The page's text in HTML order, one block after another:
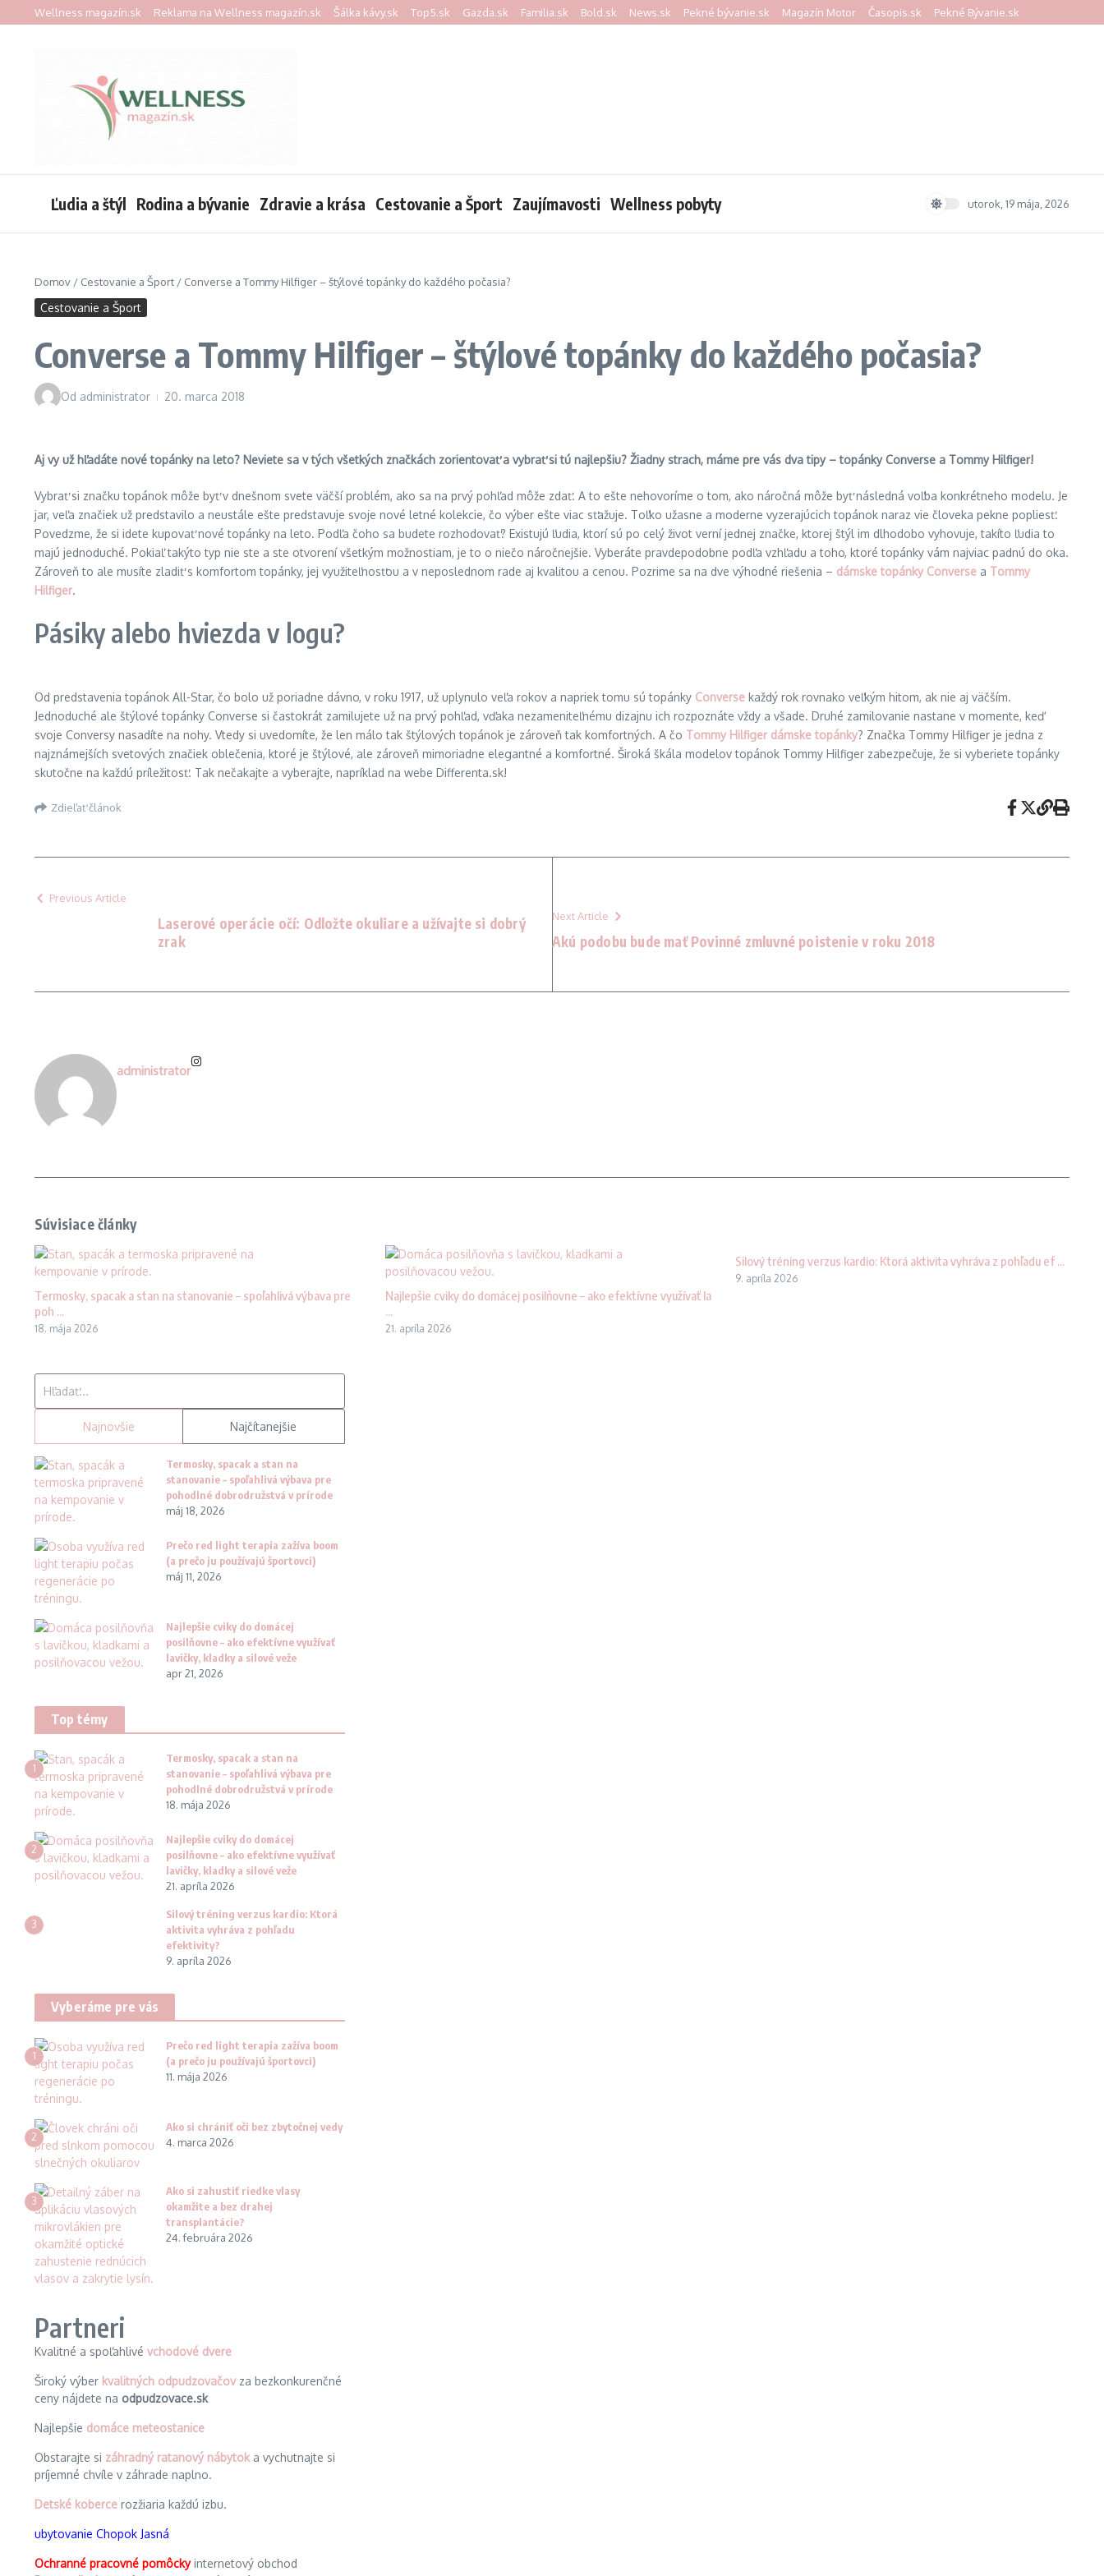
Preskočiť na obsah
Wellness magazín.sk Reklama na Wellness magazín.sk Šálka kávy.sk Top5.sk Gazda.sk Familia.sk Bold.sk News.sk Pekné bývanie.sk Magazín Motor Časopis.sk Pekné Bývanie.sk
Ľudia a štýl Rodina a bývanie Zdravie a krása Cestovanie a Šport Zaujímavosti Wellness pobyty utorok, 19 mája, 2026
Domov / Cestovanie a Šport / Converse a Tommy Hilfiger – štýlové topánky do každého počasia?
Cestovanie a Šport
Converse a Tommy Hilfiger – štýlové topánky do každého počasia?
Od administrator 20. marca 2018
Aj vy už hľadáte nové topánky na leto? Neviete sa v tých všetkých značkách zorientovať a vybrať si tú najlepšiu? Žiadny strach, máme pre vás dva tipy – topánky Converse a Tommy Hilfiger!
Vybrať si značku topánok môže byť v dnešnom svete väčší problém, ako sa na prvý pohľad môže zdať. A to ešte nehovoríme o tom, ako náročná môže byť následná voľba konkrétneho modelu. Je
jar, veľa značiek už predstavilo a neustále ešte predstavuje svoje nové letné kolekcie, čo výber ešte viac sťažuje. Toľko užasne a moderne vyzerajúcich topánok naraz vie človeka pekne popliesť.
Povedzme, že si idete kupovať nové topánky na leto. Podľa čoho sa budete rozhodovať? Existujú ľudia, ktorí sú po celý život verní jednej značke, ktorej štýl im dlhodobo vyhovuje, takíto ľudia to
majú jednoduché. Pokiaľ takýto typ nie ste a ste otvorení všetkým možnostiam, je to o niečo náročnejšie. Vyberáte pravdepodobne podľa vzhľadu a toho, ktoré topánky vám najviac padnú do oka.
Zároveň to ale musíte zladiť s komfortom topánky, jej využiteľnosťou a v neposlednom rade aj kvalitou a cenou. Pozrime sa na dve výhodné riešenia – dámske topánky Converse a Tommy
Hilfiger.
Pásiky alebo hviezda v logu?
Od predstavenia topánok All-Star, čo bolo už poriadne dávno, v roku 1917, už uplynulo veľa rokov a napriek tomu sú topánky Converse každý rok rovnako veľkým hitom, ak nie aj väčším.
Jednoduché ale štýlové topánky Converse si častokrát zamilujete už na prvý pohľad, vďaka nezameniteľnému dizajnu ich rozpoznáte vždy a všade. Druhé zamilovanie nastane v momente, keď
svoje Conversy nasadíte na nohy. Vtedy si uvedomíte, že len málo tak štýlových topánok je zároveň tak komfortných. A čo Tommy Hilfiger dámske topánky? Značka Tommy Hilfiger je jedna z
najznámejších svetových značiek oblečenia, ktoré je štýlové, ale zároveň mimoriadne elegantné a komfortné. Široká škála modelov topánok Tommy Hilfiger zabezpečuje, že si vyberiete topánky
skutočne na každú príležitosť. Tak nečakajte a vyberajte, napríklad na webe Differenta.sk!
Zdieľať článok
Previous Article
Laserové operácie očí: Odložte okuliare a užívajte si dobrý
zrak
Next Article
Akú podobu bude mať Povinné zmluvné poistenie v roku 2018
administrator
Súvisiace články
Termosky, spacak a stan na stanovanie – spoľahlivá výbava pre
poh ...
18. mája 2026
Najlepšie cviky do domácej posilňovne – ako efektívne využívať la
...
21. apríla 2026
Silový tréning verzus kardio: Ktorá aktivita vyhráva z pohľadu ef ...
9. apríla 2026
Najnovšie Najčítanejšie
Termosky, spacak a stan na
stanovanie – spoľahlivá výbava pre
pohodlné dobrodružstvá v prírode
máj 18, 2026
Prečo red light terapia zažíva boom
(a prečo ju používajú športovci)
máj 11, 2026
Najlepšie cviky do domácej
posilňovne – ako efektívne využívať
lavičky, kladky a silové veže
apr 21, 2026
Top témy
1
Termosky, spacak a stan na
stanovanie – spoľahlivá výbava pre
pohodlné dobrodružstvá v prírode
18. mája 2026
2
Najlepšie cviky do domácej
posilňovne – ako efektívne využívať
lavičky, kladky a silové veže
21. apríla 2026
3
Silový tréning verzus kardio: Ktorá
aktivita vyhráva z pohľadu
efektivity?
9. apríla 2026
Vyberáme pre vás
1
Prečo red light terapia zažíva boom
(a prečo ju používajú športovci)
11. mája 2026
2
Ako si chrániť oči bez zbytočnej vedy
4. marca 2026
3
Ako si zahustiť riedke vlasy
okamžite a bez drahej
transplantácie?
24. februára 2026
Partneri
Kvalitné a spoľahlivé vchodové dvere
Široký výber kvalitných odpudzovačovza bezkonkurenčné
ceny nájdete na odpudzovace.sk
Najlepšie domáce meteostanice
Obstarajte si záhradný ratanový nábytok a vychutnajte si
príjemné chvíle v záhrade naplno.
Detské koberce rozžiaria každú izbu.
ubytovanie Chopok Jasná
Ochranné pracovné pomôckyinternetový obchod